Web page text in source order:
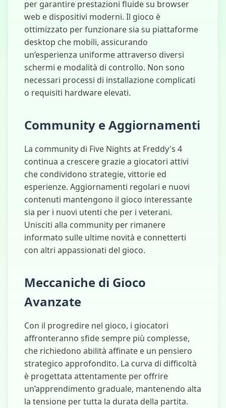
per garantire prestazioni fluide su browser
web e dispositivi moderni. Il gioco è
ottimizzato per funzionare sia su piattaforme
desktop che mobili, assicurando
un’esperienza uniforme attraverso diversi
schermi e modalità di controllo. Non sono
necessari processi di installazione complicati
o requisiti hardware elevati.
Community e Aggiornamenti
La community di Five Nights at Freddy's 4
continua a crescere grazie a giocatori attivi
che condividono strategie, vittorie ed
esperienze. Aggiornamenti regolari e nuovi
contenuti mantengono il gioco interessante
sia per i nuovi utenti che per i veterani.
Unisciti alla community per rimanere
informato sulle ultime novità e connetterti
con altri appassionati del gioco.
Meccaniche di Gioco
Avanzate
Con il progredire nel gioco, i giocatori
affronteranno sfide sempre più complesse,
che richiedono abilità affinate e un pensiero
strategico approfondito. La curva di difficoltà
è progettata attentamente per offrire
un’apprendimento graduale, mantenendo alta
la tensione per tutta la durata della partita.